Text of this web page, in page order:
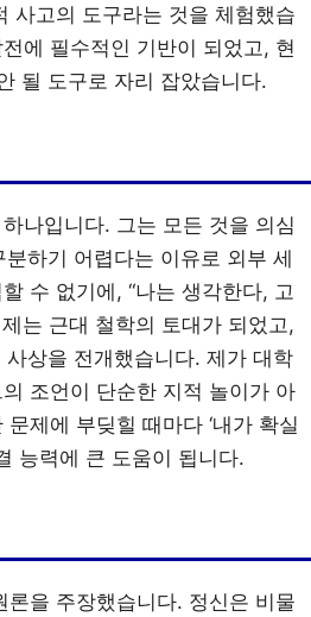
사고의 도구라는 것을 체험했습
에 필수적인 기반이 되었고, 현
될 도구로 자리 잡았습니다.
나입니다. 그는 모든 것을 의심
하기 어렵다는 이유로 외부 세
수 없기에, “나는 생각한다, 고
는 근대 철학의 토대가 되었고,
상을 전개했습니다. 제가 대학
조언이 단순한 지적 놀이가 아
제에 부딪힐 때마다 ‘내가 확실
능력에 큰 도움이 됩니다.
을 주장했습니다. 정신은 비물